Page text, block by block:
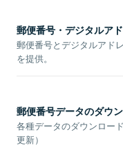
郵便番号・デジタルア
郵便番号とデジタルアド
を提供。
郵便番号データのダウ
各種データのダウンロー
更新）